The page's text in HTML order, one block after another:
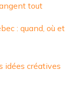
tout
: quand, où et
idées créatives